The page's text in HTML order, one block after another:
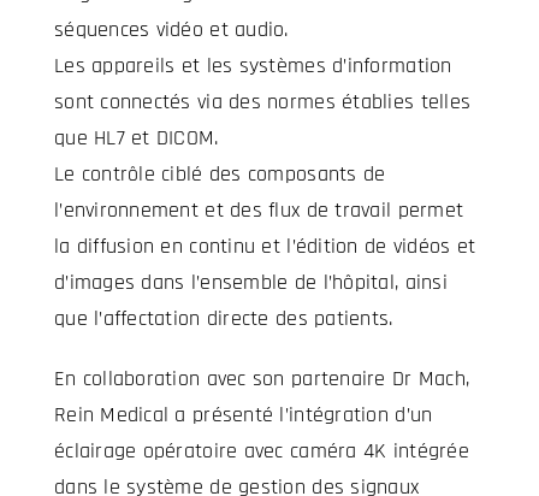
séquences vidéo et audio.
Les appareils et les systèmes d’information
sont connectés via des normes établies telles
que HL7 et DICOM.
Le contrôle ciblé des composants de
l’environnement et des flux de travail permet
la diffusion en continu et l’édition de vidéos et
d’images dans l’ensemble de l’hôpital, ainsi
que l’affectation directe des patients.
En collaboration avec son partenaire Dr Mach,
Rein Medical a présenté l’intégration d’un
éclairage opératoire avec caméra 4K intégrée
dans le système de gestion des signaux